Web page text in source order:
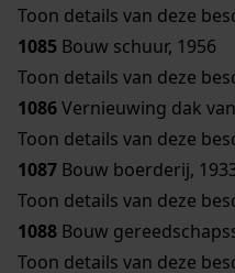
Toon details van deze
1085 Bouw schuur, 1956
Toon details van deze
1086Vernieuwing dak
Toon details van deze
1087 Bouw boerderij,
Toon details van deze
1088 Bouw
Toon details van deze